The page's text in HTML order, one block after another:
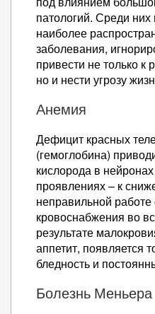
патологий. Среди
наиболее
заболевания,
привести не только к
но и нести угрозу
Анемия
Дефицит красных
(гемоглобина)
кислорода в
проявлениях – к
неправильной
кровоснабжения во
результате
аппетит, появляется
бледность и
Болезнь Меньера